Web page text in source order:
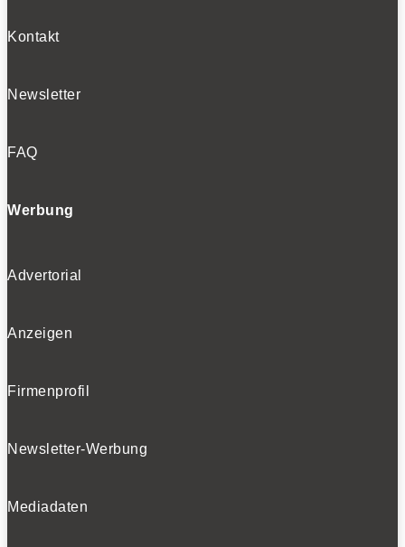
Kontakt
Newsletter
FAQ
Werbung
Advertorial
Anzeigen
Firmenprofil
Newsletter-Werbung
Mediadaten